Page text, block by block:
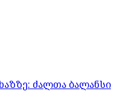
ძალთა ბალანსი